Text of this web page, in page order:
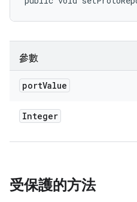
參數
portValue
Integer
受保護的方法